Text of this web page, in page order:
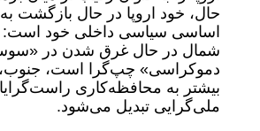
حال، خود اروپا در حال بازگشت به
اساسی سیاسی داخلی خود است:
شمال در حال غرق شدن در
دموکراسی» چپ‌گرا است،
بیشتر به محافظه‌کاری
ملی‌گرایی تبدیل می‌شود.